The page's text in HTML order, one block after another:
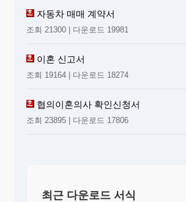
자동차 매매 계약서
조회 21300 | 다운로드 19981
이혼 신고서
조회 19164 | 다운로드 18274
협의이혼의사 확인신청서
조회 23895 | 다운로드 17806
최근 다운로드 서식